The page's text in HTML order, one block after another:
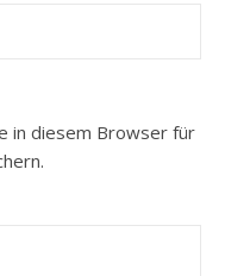
in diesem Browser für